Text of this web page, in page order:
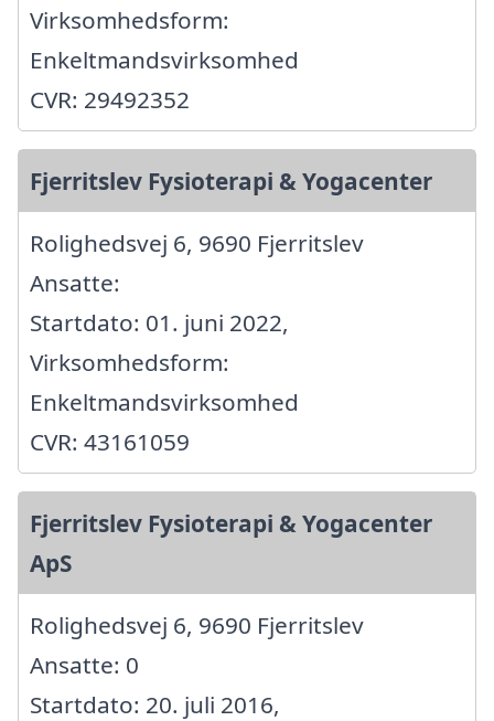
Virksomhedsform:
Enkeltmandsvirksomhed
CVR: 29492352
Fjerritslev Fysioterapi & Yogacenter
Rolighedsvej 6, 9690 Fjerritslev
Ansatte:
Startdato: 01. juni 2022,
Virksomhedsform:
Enkeltmandsvirksomhed
CVR: 43161059
Fjerritslev Fysioterapi & Yogacenter
ApS
Rolighedsvej 6, 9690 Fjerritslev
Ansatte: 0
Startdato: 20. juli 2016,